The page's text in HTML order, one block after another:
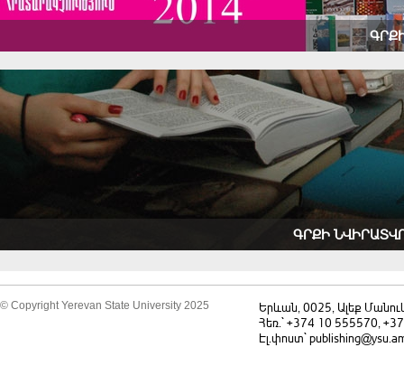
ԳՐՔԻ
© Copyright Yerevan State University 2025
Երևան, 0025, Ալեք
Հեռ.` +374 10 555570,
Էլ.փոստ`